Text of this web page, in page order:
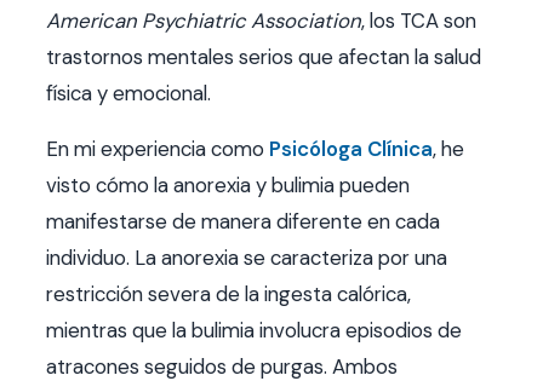
American Psychiatric Association, los TCA son
trastornos mentales serios que afectan la salud
física y emocional.
En mi experiencia como Psicóloga Clínica, he
visto cómo la anorexia y bulimia pueden
manifestarse de manera diferente en cada
individuo. La anorexia se caracteriza por una
restricción severa de la ingesta calórica,
mientras que la bulimia involucra episodios de
atracones seguidos de purgas. Ambos